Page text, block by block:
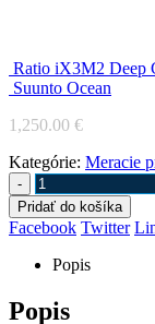
Ratio iX3M2 Deep
Suunto Ocean
1,250.00 €
Kategórie: Meracie
-
Pridať do košíka
Facebook Twitter
Popis
Popis